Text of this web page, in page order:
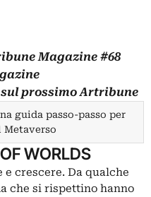
Magazine #68
sul prossimo Artribune
guida passo-passo per
WORLDS
crescere. Da qualche
che si rispettino hanno